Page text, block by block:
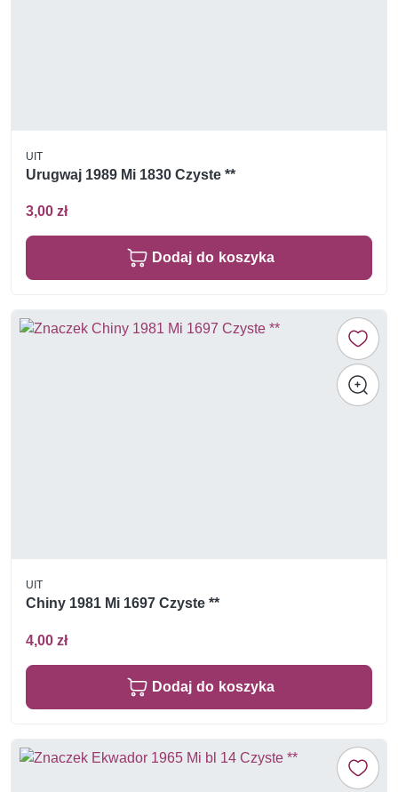
UIT
Urugwaj 1989 Mi 1830 Czyste **
3,00 zł
Dodaj do koszyka
UIT
Chiny 1981 Mi 1697 Czyste **
4,00 zł
Dodaj do koszyka